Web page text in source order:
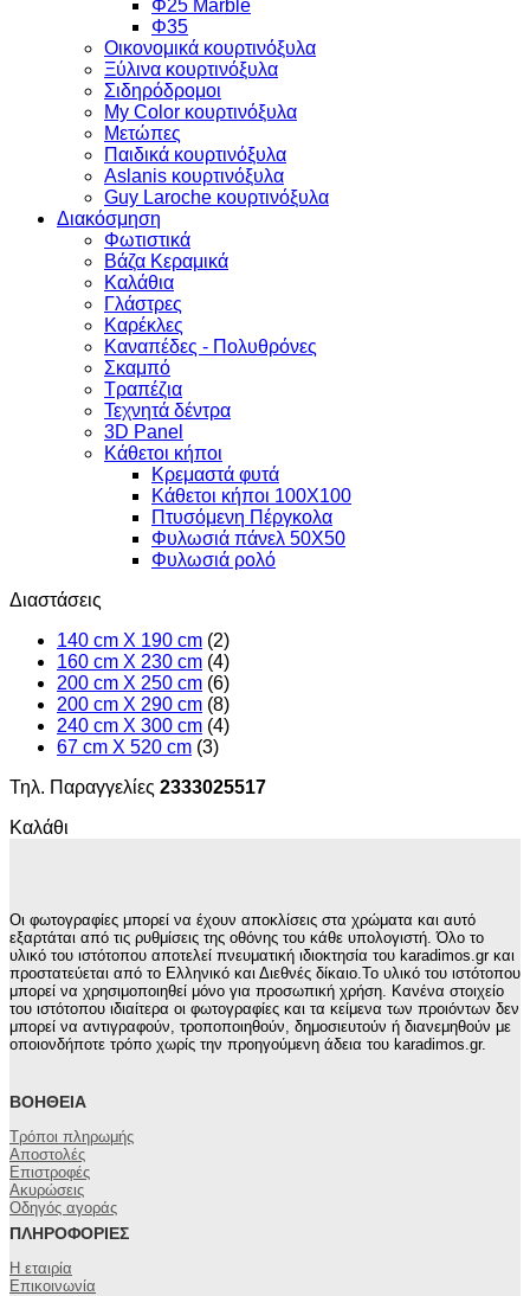
Φ25 Marble
Φ35
Οικονομικά κουρτινόξυλα
Ξύλινα κουρτινόξυλα
Σιδηρόδρομοι
My Color κουρτινόξυλα
Μετώπες
Παιδικά κουρτινόξυλα
Aslanis κουρτινόξυλα
Guy Laroche κουρτινόξυλα
Διακόσμηση
Φωτιστικά
Βάζα Κεραμικά
Καλάθια
Γλάστρες
Καρέκλες
Καναπέδες - Πολυθρόνες
Σκαμπό
Τραπέζια
Τεχνητά δέντρα
3D Panel
Κάθετοι κήποι
Κρεμαστά φυτά
Κάθετοι κήποι 100Χ100
Πτυσόμενη Πέργκολα
Φυλωσιά πάνελ 50Χ50
Φυλωσιά ρολό
Διαστάσεις
140 cm X 190 cm (2)
160 cm X 230 cm (4)
200 cm X 250 cm (6)
200 cm X 290 cm (8)
240 cm X 300 cm (4)
67 cm X 520 cm (3)
Τηλ. Παραγγελίες 2333025517
Καλάθι
Οι φωτογραφίες μπορεί να έχουν αποκλίσεις στα χρώματα και αυτό
εξαρτάται από τις ρυθμίσεις της οθόνης του κάθε υπολογιστή. Όλο το
υλικό του ιστότοπου αποτελεί πνευματική ιδιοκτησία του karadimos.gr και
προστατεύεται από το Ελληνικό και Διεθνές δίκαιο.Το υλικό του ιστότοπου
μπορεί να χρησιμοποιηθεί μόνο για προσωπική χρήση. Κανένα στοιχείο
του ιστότοπου ιδιαίτερα οι φωτογραφίες και τα κείμενα των προιόντων δεν
μπορεί να αντιγραφούν, τροποποιηθούν, δημοσιευτούν ή διανεμηθούν με
οποιονδήποτε τρόπο χωρίς την προηγούμενη άδεια του karadimos.gr.
ΒΟΉΘΕΙΑ
Τρόποι πληρωμής
Αποστολές
Επιστροφές
Ακυρώσεις
Οδηγός αγοράς
ΠΛΗΡΟΦΟΡΊΕΣ
Η εταιρία
Επικοινωνία